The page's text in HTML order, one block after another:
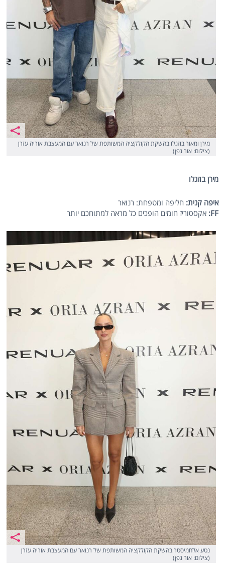
מירן ומאור בוזגלו בהשקת הקולקציה המשותפת של רנואר עם המעצבת אוריה עזרן
(צילום: אור גפן)
מירן בוזגלו
איפה קנית: חליפה ומטפחת: רנואר
FF
: אקססוריז חומים הופכים כל מראה למתוחכם יותר
נטע אלחמיסטר בהשקת הקולקציה המשותפת של רנואר עם המעצבת אוריה עזרן
(צילום: אור גפן)